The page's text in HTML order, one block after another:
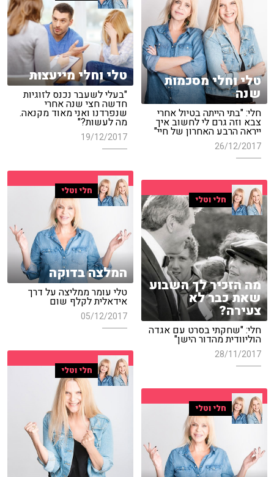
טלי וחלי מסכמות
שנה
חלי: "בתי הייתה בטיול אחרי
צבא וזה גרם לי לחשוב איך
ייראה הרבע האחרון של חיי"
26/12/2017
טלי וחלי מייעצות
"בעלי לשעבר נכנס לזוגיות
חדשה חצי שנה אחרי
שנפרדנו ואני מאוד מקנאה.
מה לעשות?"
19/12/2017
חלי וטלי
המלצה בדוקה
טלי עומר ממליצה על דרך
אידאלית לקלף שום
05/12/2017
חלי וטלי
מה הזכיר לך השבוע
שאת כבר לא
צעירה?
חלי: "שחקתי בסרט עם אגדה
הוליוודית מהדור הישן"
28/11/2017
חלי וטלי
חלי וטלי